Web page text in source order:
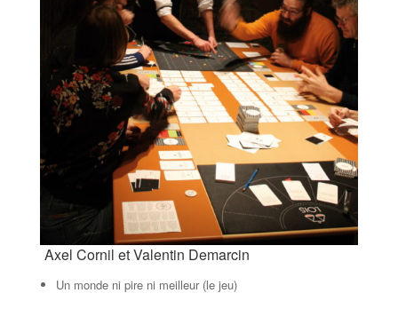
Axel Cornil et Valentin Demarcin
Un monde ni pire ni meilleur (le jeu)